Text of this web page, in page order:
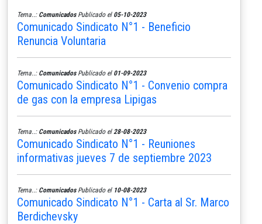
Tema..: ComunicadosPublicado el 05-10-2023
Comunicado Sindicato N°1 - Beneficio
Renuncia Voluntaria
Tema..: ComunicadosPublicado el 01-09-2023
Comunicado Sindicato N°1 - Convenio compra
de gas con la empresa Lipigas
Tema..: ComunicadosPublicado el 28-08-2023
Comunicado Sindicato N°1 - Reuniones
informativas jueves 7 de septiembre 2023
Tema..: ComunicadosPublicado el 10-08-2023
Comunicado Sindicato N°1 - Carta al Sr. Marco
Berdichevsky